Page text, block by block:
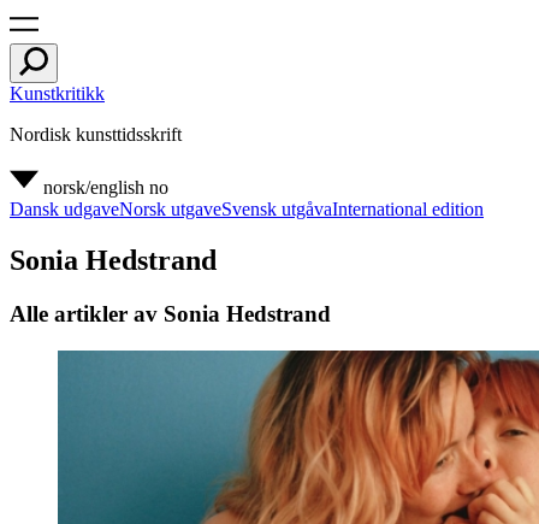
Kunstkritikk
Nordisk kunsttidsskrift
norsk/english no
Dansk udgaveNorsk utgaveSvensk utgåvaInternational edition
Sonia Hedstrand
Alle artikler av Sonia Hedstrand